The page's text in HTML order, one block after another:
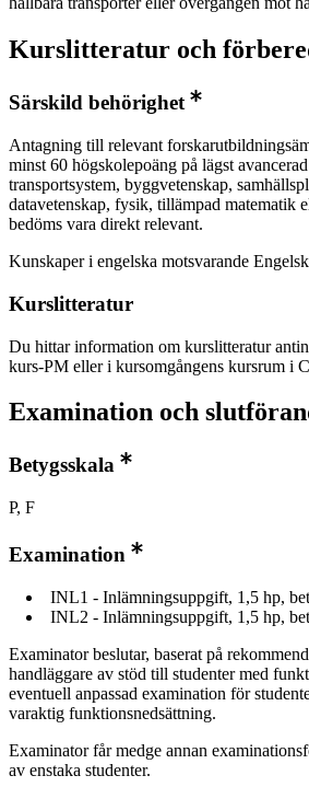
Kurslitteratur och
Särskild behörighet
Antagning till relevant
minst 60 högskolepoäng på lägst
transportsystem, byggvetenskap,
datavetenskap, fysik, tillämpad matematik
bedöms vara direkt relevant.
Kunskaper i engelska motsvarande
Kurslitteratur
Du hittar information om kurslitteratur
kurs-PM eller i kursomgångens kursrum i
Examination och
Betygsskala
P, F
Examination
INL1 - Inlämningsuppgift, 1,5 hp,
INL2 - Inlämningsuppgift, 1,5 hp,
Examinator beslutar, baserat på
handläggare av stöd till studenter med
eventuell anpassad examination för
varaktig funktionsnedsättning.
Examinator får medge annan
av enstaka studenter.